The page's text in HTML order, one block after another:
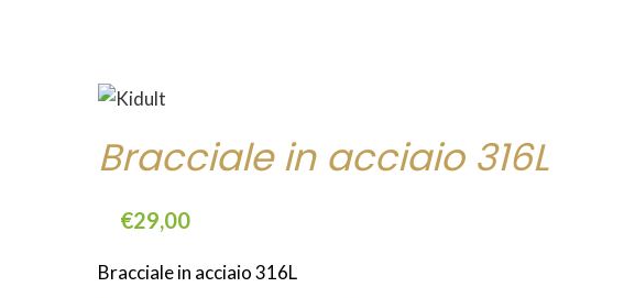
Bracciale in acciaio 316L
€29,00
Bracciale in acciaio 316L